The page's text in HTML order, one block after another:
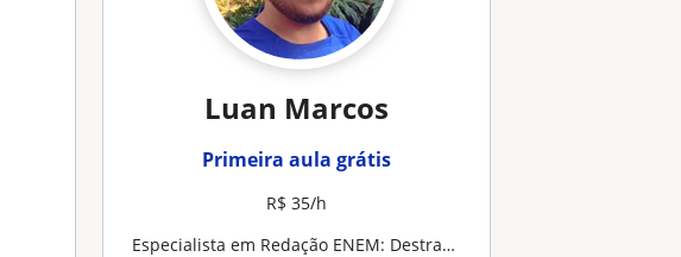
Luan Marcos
Primeira aula grátis
R$ 35/h
Especialista em Redação ENEM: Destrave sua escrita e alcance os 900